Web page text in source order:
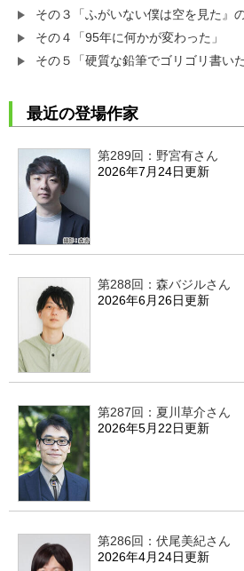
その３「ふがいない僕は空を見た』
その４「95年に何かが変わった」
その５「硬質な鉛筆でゴリゴリ書い
最近の登場作家
第289回：野宮有さん
2026年7月24日更新
第288回：森バジルさん
2026年6月26日更新
第287回：夏川草介さん
2026年5月22日更新
第286回：伏尾美紀さん
2026年4月24日更新